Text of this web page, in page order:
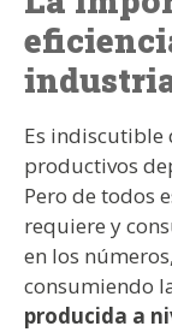
Es indiscutible
productivos
Pero de todos
requiere y
en los
consumiendo
producida a